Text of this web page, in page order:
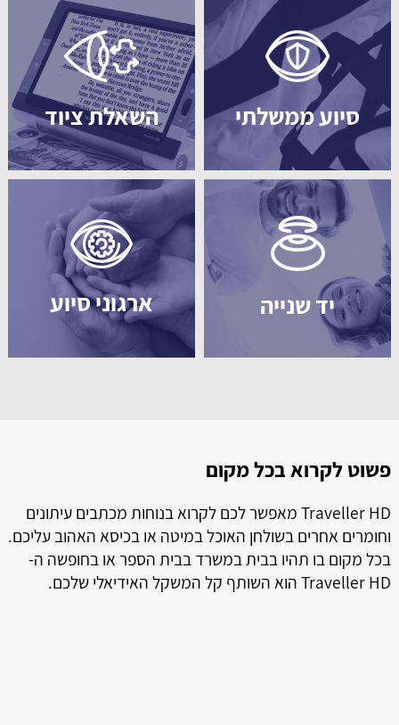
סיוע ממשלתי השאלת ציוד
יד שנייה ארגוני סיוע
פשוט לקרוא בכל מקום
Traveller HD מאפשר לכם לקרוא בנוחות מכתבים עיתונים
וחומרים אחרים בשולחן האוכל במיטה או בכיסא האהוב עליכם.
בכל מקום בו תהיו בבית במשרד בבית הספר או בחופשה ה-
Traveller HD הוא השותף קל המשקל האידיאלי שלכם.